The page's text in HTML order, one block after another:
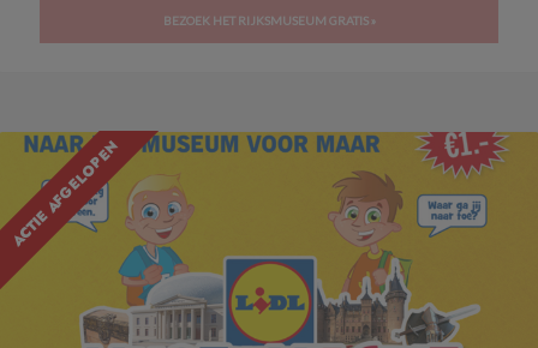
BEZOEK HET RIJKSMUSEUM GRATIS »
ACTIE AFGELOPEN